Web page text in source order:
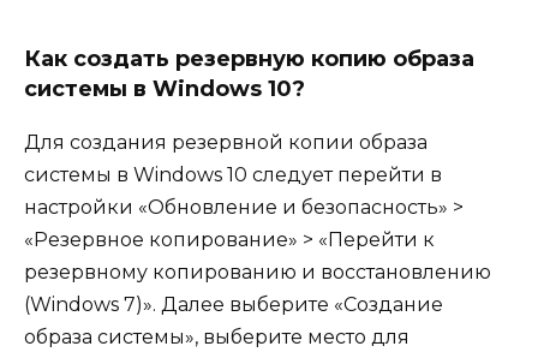
Как создать резервную копию образа
системы в Windows 10?
Для создания резервной копии образа
системы в Windows 10 следует перейти в
настройки «Обновление и безопасность» >
«Резервное копирование» > «Перейти к
резервному копированию и восстановлению
(Windows 7)». Далее выберите «Создание
образа системы», выберите место для